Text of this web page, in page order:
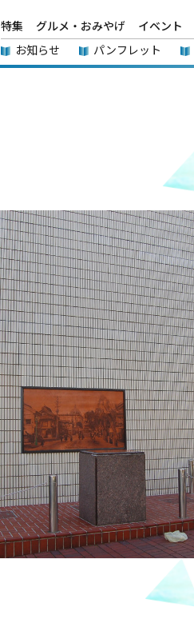
特集 グルメ・おみやげ イベント
お知らせ
パンフレット